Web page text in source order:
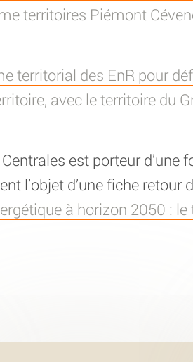
territoires Piémont
territorial des EnR pour
avec le territoire du
est porteur d’une
l’objet d’une fiche retour
à horizon 2050 :